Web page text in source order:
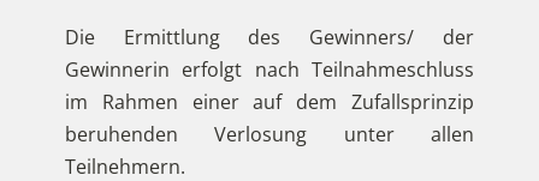
Die Ermittlung des Gewinners/ der
Gewinnerin erfolgt nach Teilnahmeschluss
im Rahmen einer auf dem Zufallsprinzip
beruhenden Verlosung unter allen
Teilnehmern.